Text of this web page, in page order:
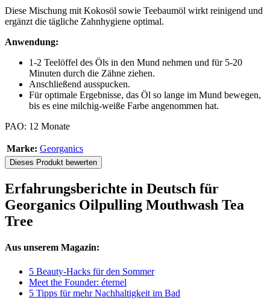
Diese Mischung mit Kokosöl sowie Teebaumöl wirkt reinigend und
ergänzt die tägliche Zahnhygiene optimal.
Anwendung:
1-2 Teelöffel des Öls in den Mund nehmen und für 5-20
Minuten durch die Zähne ziehen.
Anschließend ausspucken.
Für optimale Ergebnisse, das Öl so lange im Mund bewegen,
bis es eine milchig-weiße Farbe angenommen hat.
PAO: 12 Monate
Marke: Georganics
Dieses Produkt bewerten
Erfahrungsberichte in Deutsch für
Georganics Oilpulling Mouthwash Tea
Tree
Aus unserem Magazin:
5 Beauty-Hacks für den Sommer
Meet the Founder: éternel
5 Tipps für mehr Nachhaltigkeit im Bad